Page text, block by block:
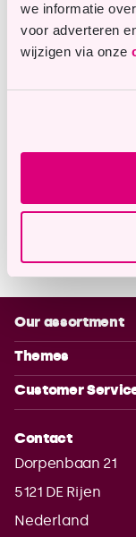
we informatie
voor adverteren
wijzigen via onze
Questions or
Our customer
Our assortment
Themes
Customer
Contact
Dorpenbaan 21
5121 DE Rijen
Nederland